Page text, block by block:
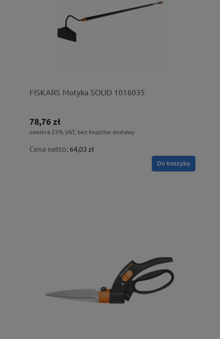
FISKARS Motyka SOLID 1016035
78,76 zł
zawiera 23% VAT, bez kosztów dostawy
Cena netto: 64,03 zł
Do koszyka